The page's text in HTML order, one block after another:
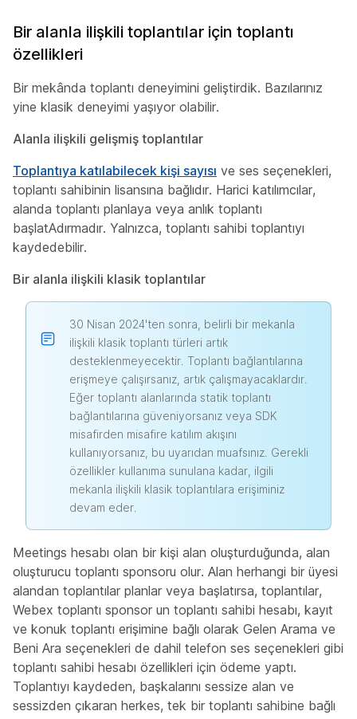
Bir alanla ilişkili toplantılar için toplantı
özellikleri
Bir mekânda toplantı deneyimini geliştirdik. Bazılarınız
yine klasik deneyimi yaşıyor olabilir.
Alanla ilişkili gelişmiş toplantılar
Toplantıya katılabilecek kişi sayısı ve ses seçenekleri,
toplantı sahibinin lisansına bağlıdır. Harici katılımcılar,
alanda toplantı planlaya veya anlık toplantı
başlatAdırmadır. Yalnızca, toplantı sahibi toplantıyı
kaydedebilir.
Bir alanla ilişkili klasik toplantılar
30 Nisan 2024'ten sonra, belirli bir mekanla
ilişkili klasik toplantı türleri artık
desteklenmeyecektir. Toplantı bağlantılarına
erişmeye çalışırsanız, artık çalışmayacaklardır.
Eğer toplantı alanlarında statik toplantı
bağlantılarına güveniyorsanız veya SDK
misafirden misafire katılım akışını
kullanıyorsanız, bu uyarıdan muafsınız. Gerekli
özellikler kullanıma sunulana kadar, ilgili
mekanla ilişkili klasik toplantılara erişiminiz
devam eder.
Meetings hesabı olan bir kişi alan oluşturduğunda, alan
oluşturucu toplantı sponsoru olur. Alan herhangi bir üyesi
alandan toplantılar planlar veya başlatırsa, toplantılar,
Webex toplantı sponsor un toplantı sahibi hesabı, kayıt
ve konuk toplantı erişimine bağlı olarak Gelen Arama ve
Beni Ara seçenekleri de dahil telefon ses seçenekleri gibi
toplantı sahibi hesabı özellikleri için ödeme yaptı.
Toplantıyı kaydeden, başkalarını sessize alan ve
sessizden çıkaran herkes, tek bir toplantı sahibine bağlı